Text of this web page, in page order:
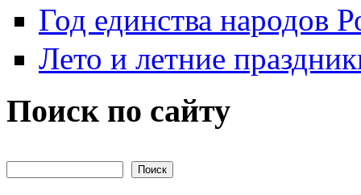
Год единства народов
Лето и летние
Поиск по сайту